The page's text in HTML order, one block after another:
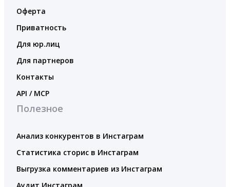
Оферта
Приватность
Для юр.лиц
Для партнеров
Контакты
API / MCP
Полезное
Анализ конкурентов в Инстаграм
Статистика сторис в Инстаграм
Выгрузка комментариев из Инстаграм